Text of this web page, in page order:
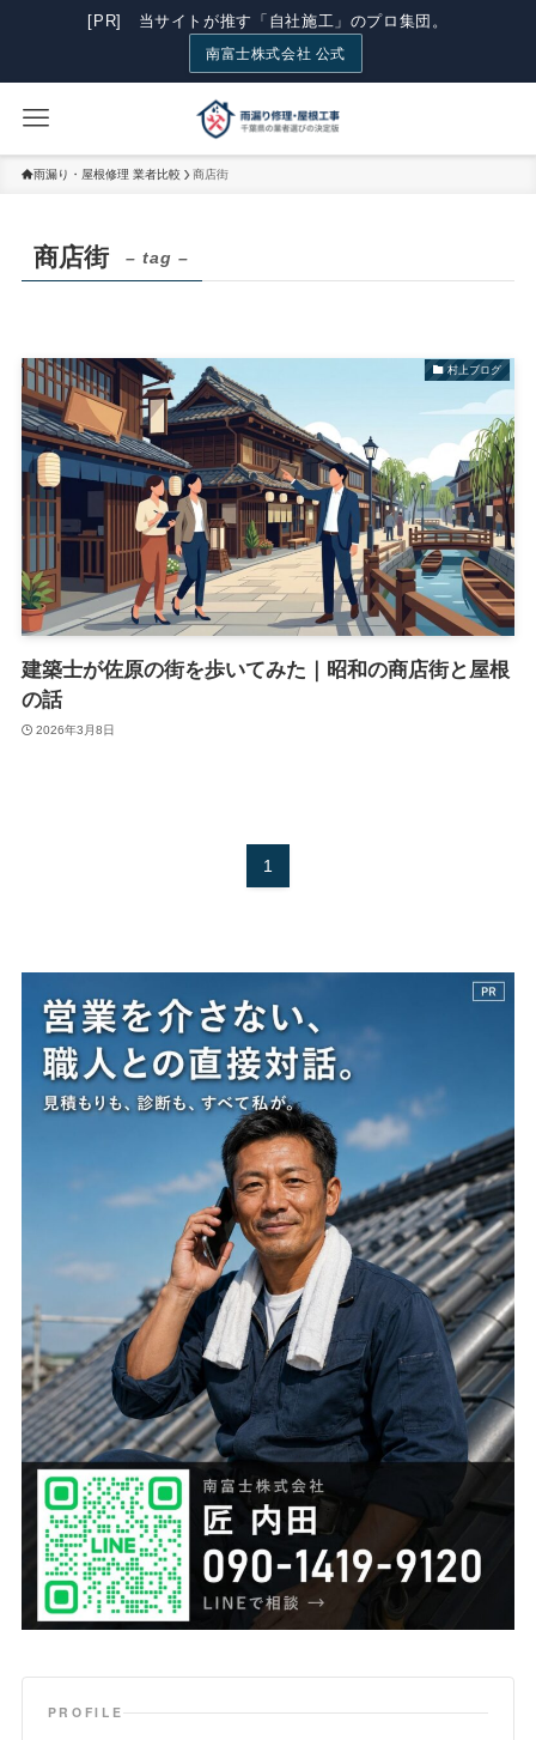
[PR] 当サイトが推す「自社施工」のプロ集団。
南富士株式会社 公式
雨漏り・屋根修理 業者比較 商店街
商店街 – tag –
村上ブログ
建築士が佐原の街を歩いてみた｜昭和の商店街と屋根
の話
2026年3月8日
1
PROFILE